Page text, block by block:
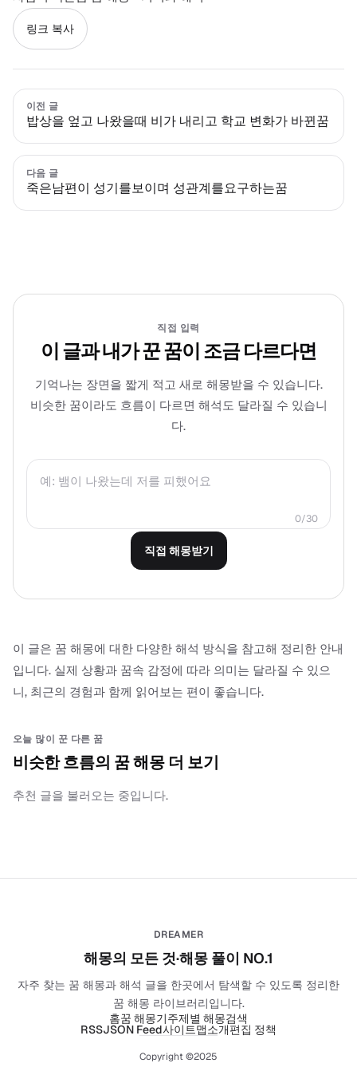
링크 복사
이전 글
밥상을 엎고 나왔을때 비가 내리고 학교 변화가 바뀐꿈
다음 글
죽은남편이 성기를보이며 성관계를요구하는꿈
직접 입력
이 글과 내가 꾼 꿈이 조금 다르다면
기억나는 장면을 짧게 적고 새로 해몽받을 수 있습니다.
비슷한 꿈이라도 흐름이 다르면 해석도 달라질 수 있습니
다.
0/30
직접 해몽받기
이 글은 꿈 해몽에 대한 다양한 해석 방식을 참고해 정리한 안내
입니다. 실제 상황과 꿈속 감정에 따라 의미는 달라질 수 있으
니, 최근의 경험과 함께 읽어보는 편이 좋습니다.
오늘 많이 꾼 다른 꿈
비슷한 흐름의 꿈 해몽 더 보기
추천 글을 불러오는 중입니다.
DREAMER
해몽의 모든 것·해몽 풀이 NO.1
자주 찾는 꿈 해몽과 해석 글을 한곳에서 탐색할 수 있도록 정리한
꿈 해몽 라이브러리입니다.
홈꿈 해몽기주제별 해몽검색
RSSJSON Feed사이트맵소개편집 정책
Copyright ©2025